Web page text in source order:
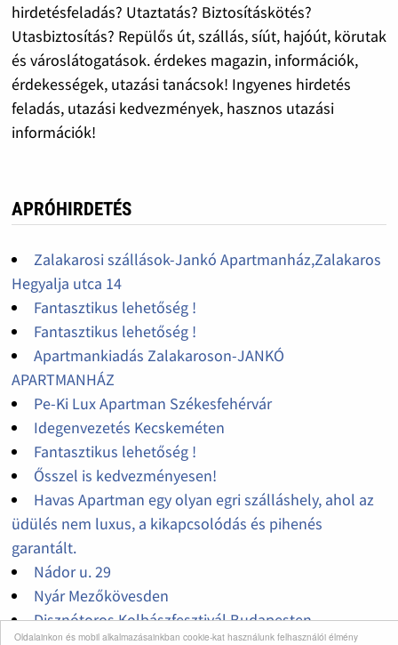
Oldalainkon és mobil alkalmazásainkban cookie-kat használunk felhasználói élmény
hirdetésfeladás? Utaztatás? Biztosításkötés?
Utasbiztosítás? Repülős út, szállás, síút, hajóút, körutak
és városlátogatások. érdekes magazin, információk,
érdekességek, utazási tanácsok! Ingyenes hirdetés
feladás, utazási kedvezmények, hasznos utazási
információk!
APRÓHIRDETÉS
Zalakarosi szállások-Jankó Apartmanház,Zalakaros
Hegyalja utca 14
Fantasztikus lehetőség !
Fantasztikus lehetőség !
Apartmankiadás Zalakaroson-JANKÓ
APARTMANHÁZ
Pe-Ki Lux Apartman Székesfehérvár
Idegenvezetés Kecskeméten
Fantasztikus lehetőség !
Ősszel is kedvezményesen!
Havas Apartman egy olyan egri szálláshely, ahol az
üdülés nem luxus, a kikapcsolódás és pihenés
garantált.
Nádor u. 29
Nyár Mezőkövesden
Disznótoros Kolbászfesztivál Budapesten